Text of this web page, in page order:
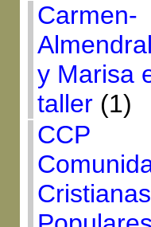
Carmen-
y Marisa
taller(1)
CCP
Cristianas